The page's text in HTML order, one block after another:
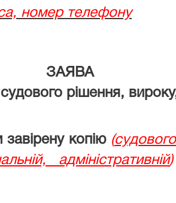
номер телефону
ЗАЯВА
судового рішення,
копію (
адміністративній)